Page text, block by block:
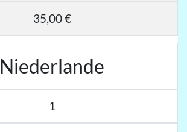
35,00 €
Niederlande
1